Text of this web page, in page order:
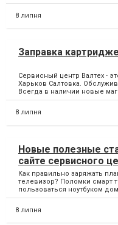
8 липня
Заправка
Сервисный центр Валтех -
Харьков Салтовка.
Всегда в наличии новые
8 липня
Новые полезные
сайте сервисного
Как правильно заряжать
телевизор? Поломки смарт
пользоваться ноутбуком
8 липня